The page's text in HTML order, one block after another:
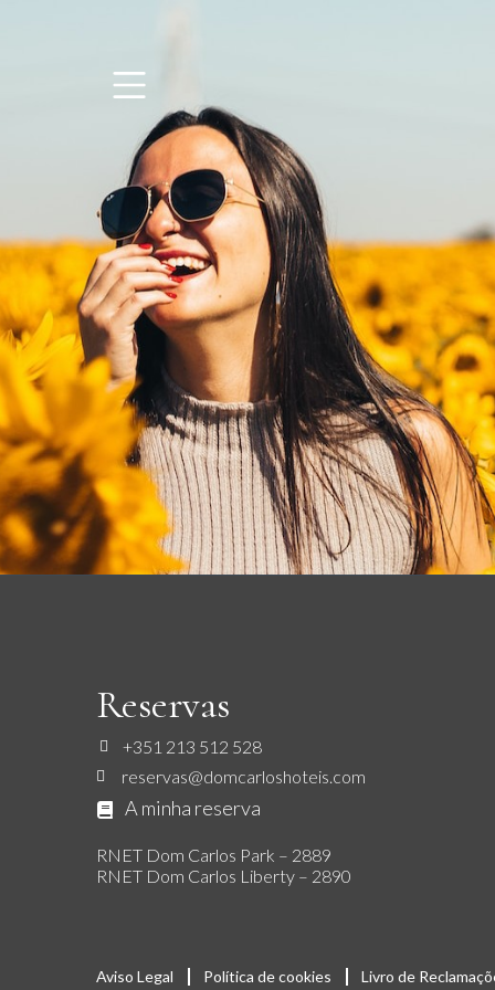
Reservas
+351 213 512 528
reservas@domcarloshoteis.com
A minha reserva
RNET Dom Carlos Park – 2889
RNET Dom Carlos Liberty – 2890
Aviso Legal Política de cookies Livro de